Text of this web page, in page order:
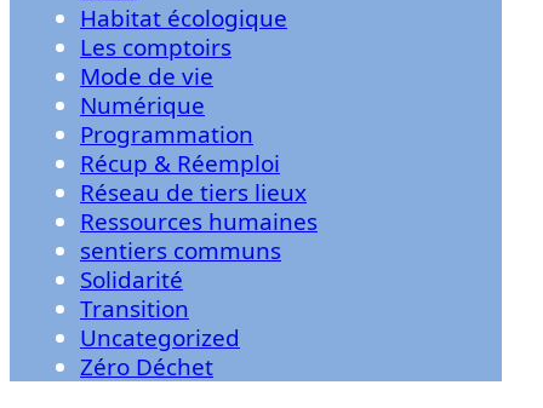
Habitat écologique
Les comptoirs
Mode de vie
Numérique
Programmation
Récup & Réemploi
Réseau de tiers lieux
Ressources humaines
sentiers communs
Solidarité
Transition
Uncategorized
Zéro Déchet